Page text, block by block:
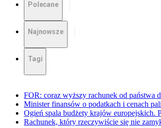
Polecane
Najnowsze
Tagi
FOR: coraz wyższy rachunek od państwa
Minister finansów o podatkach i cenach
Ogień spala budżety krajów europejskich.
Rachunek, który rzeczywiście się nie